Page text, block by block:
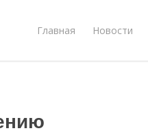
Главная Новости